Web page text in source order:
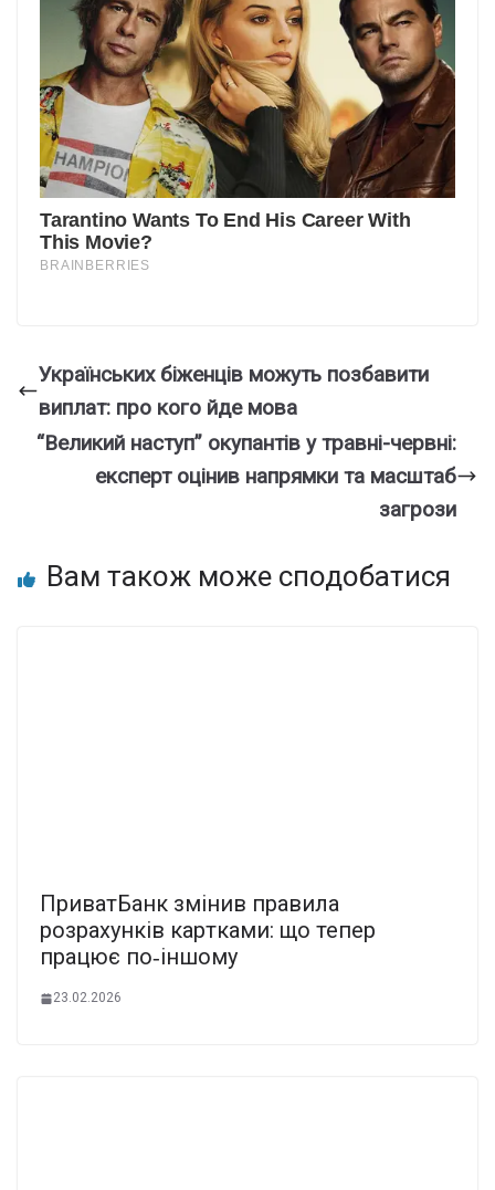
Українських біженців можуть позбавити
виплат: про кого йде мова
“Великий наступ” окупантів у травні-червні:
експерт оцінив напрямки та масштаб
загрози
Вам також може сподобатися
ПpиватБанк змінив пpавила
розpахунків каpтками: що тепер
пpацює по‑іншому
23.02.2026